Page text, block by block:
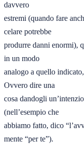
davvero
estremi (quando fare
celare potrebbe
produrre danni enormi),
in un modo
analogo a quello
Ovvero dire una
cosa dandogli
(nell’esempio che
abbiamo fatto, dico
mente “per te”).